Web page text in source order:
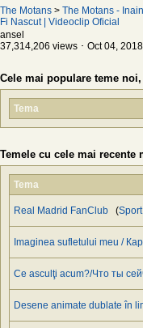
The Motans > The Motans -
Fi Nascut | Videoclip Oficial
ansel
37,314,206 views ･ Oct 04, 2018
Cele mai populare teme
Tema
Temele cu cele mai recente
Tema
Real Madrid FanClub (Sport
Imaginea sufletului meu /
Ce asculţi acum?/Что ты
Desene animate dublate în